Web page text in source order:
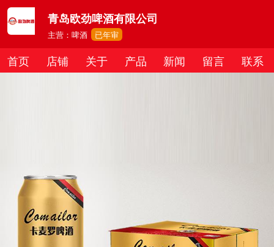
青岛欧劲啤酒有限公司
主营：啤酒 已年审
首页 店铺 关于 产品 新闻 留言 联系